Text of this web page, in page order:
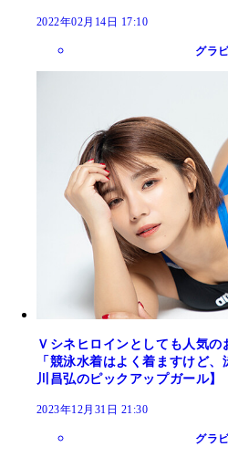
2022年02月14日 17:10
グラ
Ｖシネヒロインとしても人気
「競泳水着はよく着ますけど
川昌弘のピックアップガール】
2023年12月31日 21:30
グラ